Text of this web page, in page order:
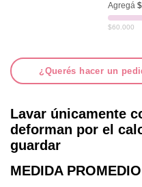
Agregá
$60.000
¿Querés hacer un
Lavar únicamente
deforman por el
guardar
MEDIDA